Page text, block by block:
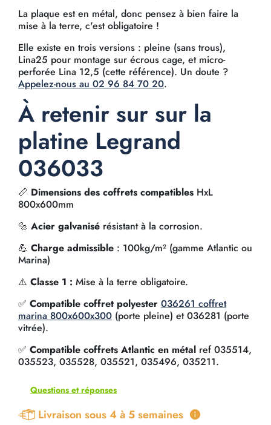
La plaque est en métal, donc pensez à bien faire la
mise à la terre, c'est obligatoire !
Elle existe en trois versions : pleine (sans trous),
Lina25 pour montage sur écrous cage, et micro-
perforée Lina 12,5 (cette référence). Un doute ?
Appelez-nous au 02 96 84 70 20.
À retenir sur sur la
platine Legrand
036033
📏 Dimensions des coffrets compatibles HxL
800x600mm
🔩 Acier galvanisé résistant à la corrosion.
💪 Charge admissible : 100kg/m² (gamme Atlantic ou
Marina)
⚠️ Classe 1 : Mise à la terre obligatoire.
✅ Compatible coffret polyester 036261 coffret
marina 800x600x300 (porte pleine) et 036281 (porte
vitrée).
✅ Compatible coffrets Atlantic en métal ref 035514,
035523, 035528, 035521, 035496, 035211.
Questions et réponses
Livraison sous 4 à 5 semaines